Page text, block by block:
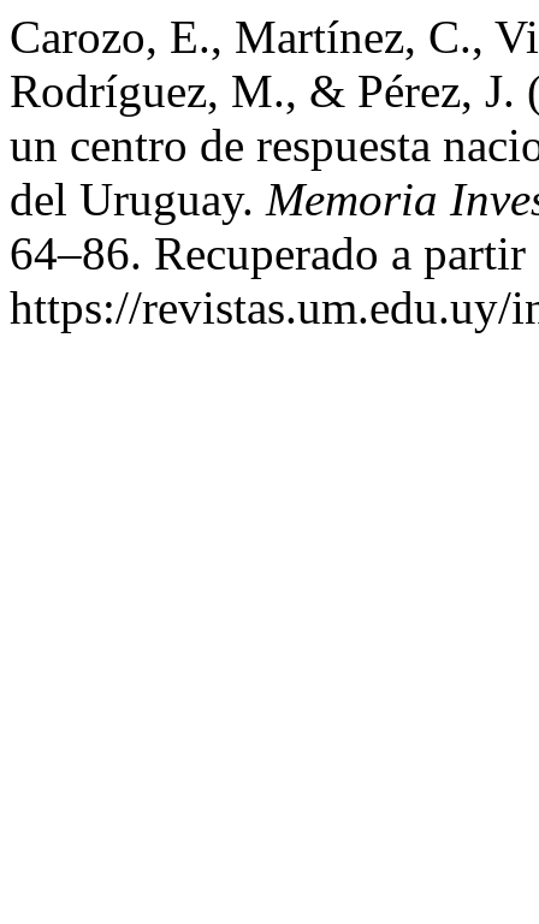
Carozo, E., Martínez, C.,
Rodríguez, M., & Pérez, J.
un centro de respuesta
del Uruguay. Memoria
64–86. Recuperado a partir
https://